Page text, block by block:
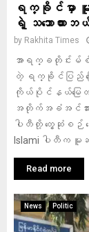
ရက္ခိုင်မှာ
ရဲ့ သဘောထာ
by Rakhita Times
အာရက္ခတိုင်းမ်
တဲ့ ရက္ခိုင်ပြည် မ
ကိုယ်ပိုင်နယ်မြေတ
အတိုက်အခံအင်အား
ပါတီတို့ တွေ့ဆုံစဉ်
Islami ပါတီက မူဆ
Read more
News Politic